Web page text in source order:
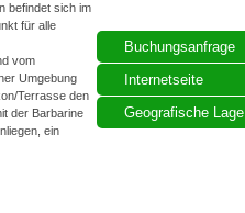
Buchungsanfrage
Internetseite
Geografische Lage
befindet sich im
für alle
vom
Umgebung
Terrasse den
der Barbarine
ein